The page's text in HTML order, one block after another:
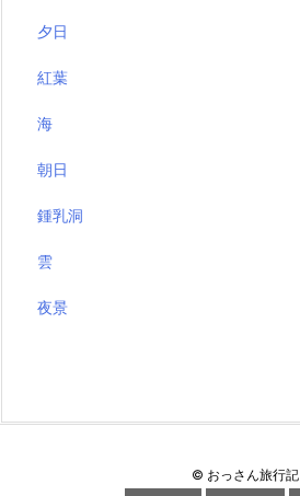
夕日
紅葉
海
朝日
鍾乳洞
雲
夜景
© おっさん旅行記